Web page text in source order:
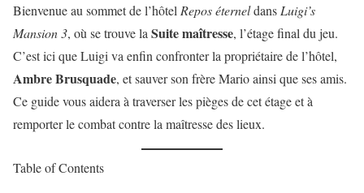
Bienvenue au sommet de l’hôtel Repos éterneldans Luigi’s
Mansion 3, où se trouve la Suite maîtresse, l’étage final du jeu.
C’est ici que Luigi va enfin confronter la propriétaire de l’hôtel,
Ambre Brusquade, et sauver son frère Mario ainsi que ses amis.
Ce guide vous aidera à traverser les pièges de cet étage et à
remporter le combat contre la maîtresse des lieux.
Table of Contents